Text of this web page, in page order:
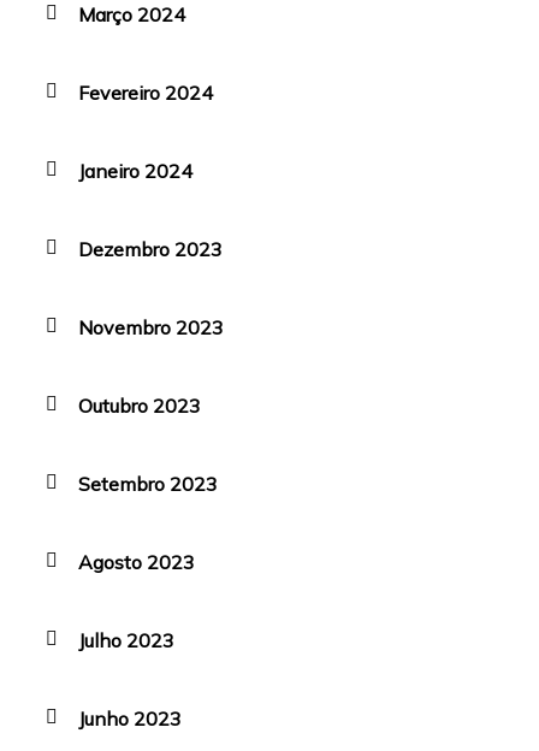
Março 2024
Fevereiro 2024
Janeiro 2024
Dezembro 2023
Novembro 2023
Outubro 2023
Setembro 2023
Agosto 2023
Julho 2023
Junho 2023